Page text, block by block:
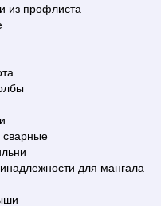
из профлиста
сварные
для мангала